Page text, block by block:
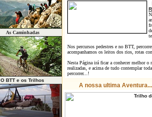
As Caminhadas
O BTT e os Trilhos
Nos percursos pedestres e no BTT,
acompanhamos os leitos dos rios, rotas
Nesta Página irá ficar a conhecer melhor
realizadas, e acima de tudo contemplar
percorrer...!
A nossa ultima Aventura...